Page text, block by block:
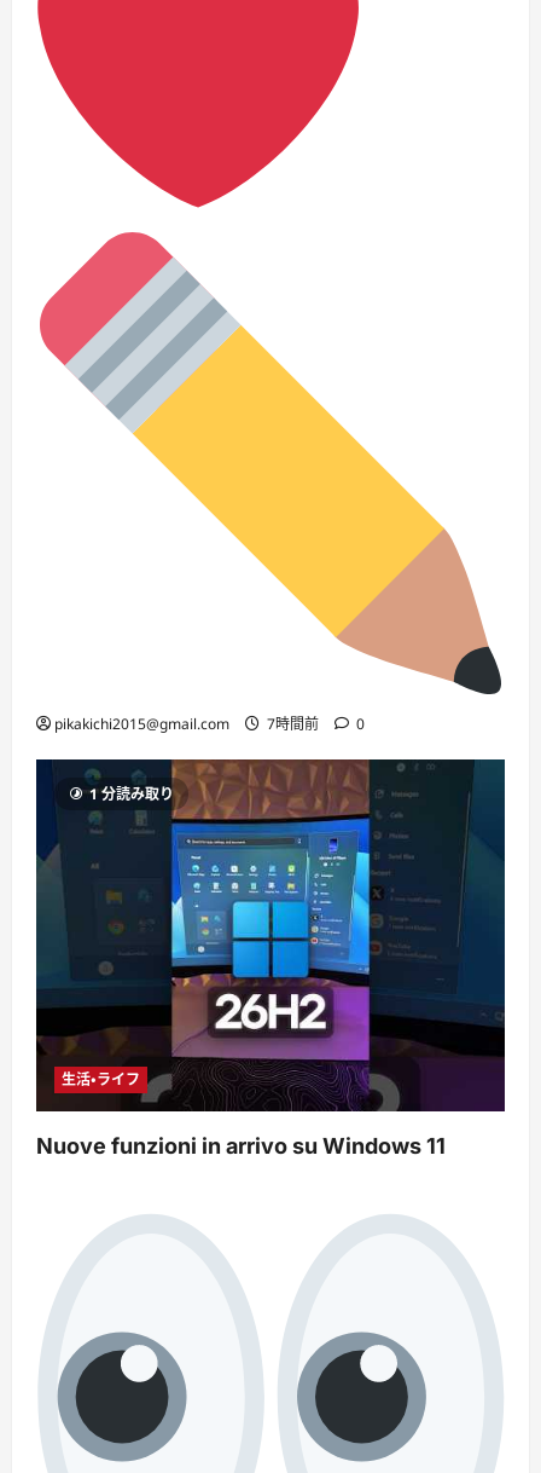
pikakichi2015@gmail.com 7時間前 0
1 分読み取り
生活・ライフ
Nuove funzioni in arrivo su Windows 11